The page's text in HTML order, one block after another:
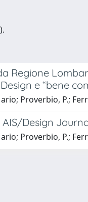
Regione
e “bene
Proverbio, P.;
Design
Proverbio, P.;